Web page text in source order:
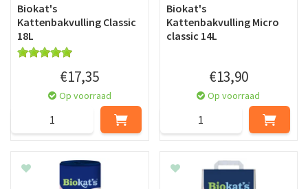
Biokat's
Kattenbakvulling Classic
18L
€17,35
Op voorraad
Biokat's
Kattenbakvulling Micro
classic 14L
€13,90
Op voorraad